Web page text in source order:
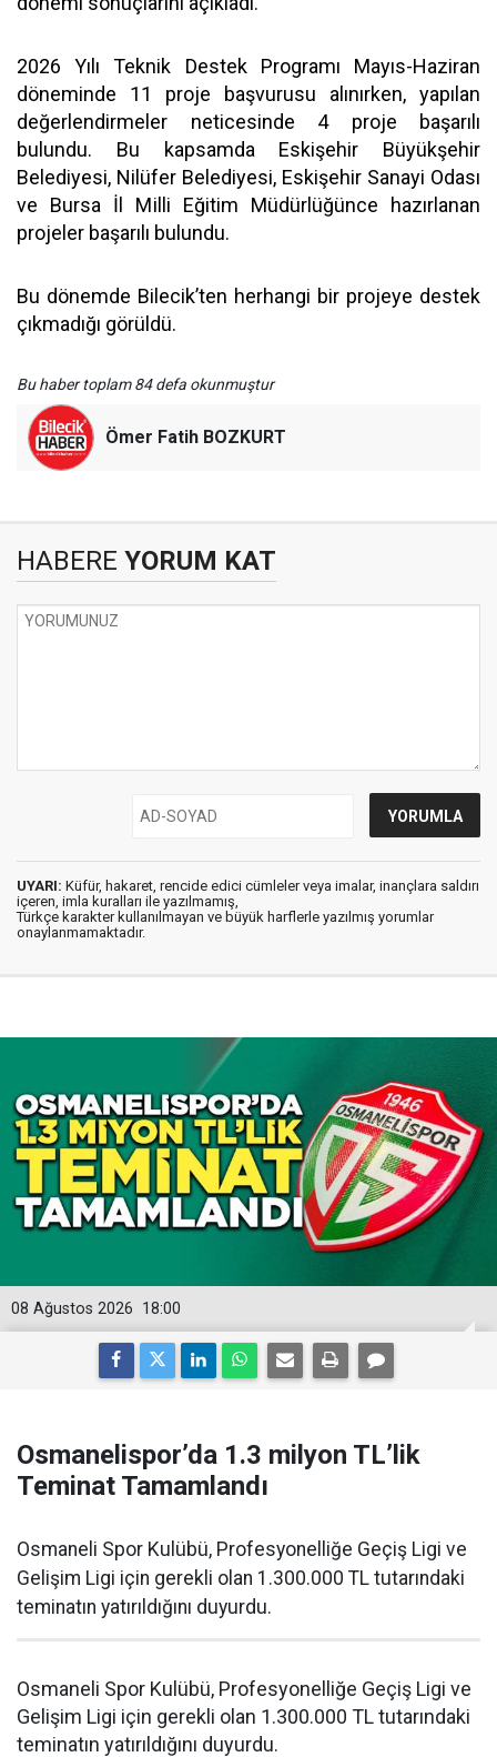
2026 Yılı Teknik Destek Programı Mayıs-Haziran
döneminde 11 proje başvurusu alınırken, yapılan
değerlendirmeler neticesinde 4 proje başarılı
bulundu. Bu kapsamda Eskişehir Büyükşehir
Belediyesi, Nilüfer Belediyesi, Eskişehir Sanayi Odası
ve Bursa İl Milli Eğitim Müdürlüğünce hazırlanan
projeler başarılı bulundu.
Bu dönemde Bilecik’ten herhangi bir projeye destek
çıkmadığı görüldü.
Bu haber toplam 84 defa okunmuştur
Ömer Fatih BOZKURT
HABERE YORUM KAT
UYARI: Küfür, hakaret, rencide edici cümleler veya imalar, inançlara saldırı
içeren, imla kuralları ile yazılmamış,
Türkçe karakter kullanılmayan ve büyük harflerle yazılmış yorumlar
onaylanmamaktadır.
18:00
08 Ağustos 2026
Osmanelispor’da 1.3 milyon TL’lik
Teminat Tamamlandı
Osmaneli Spor Kulübü, Profesyonelliğe Geçiş Ligi ve
Gelişim Ligi için gerekli olan 1.300.000 TL tutarındaki
teminatın yatırıldığını duyurdu.
Osmaneli Spor Kulübü, Profesyonelliğe Geçiş Ligi ve
Gelişim Ligi için gerekli olan 1.300.000 TL tutarındaki
teminatın yatırıldığını duyurdu.